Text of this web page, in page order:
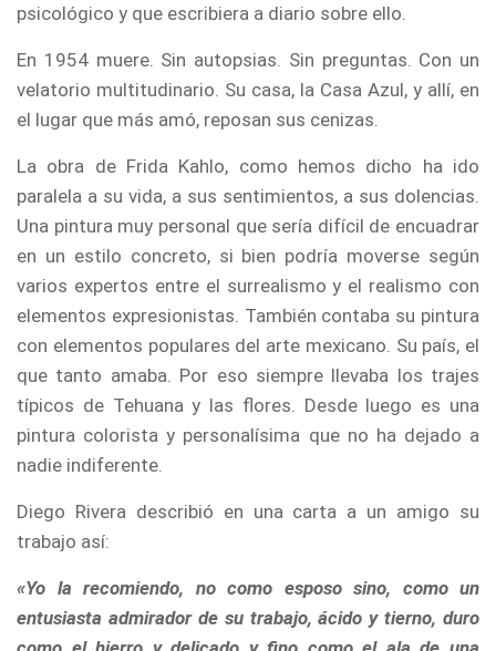
psicológico y que escribiera a diario sobre ello.
En 1954 muere. Sin autopsias. Sin preguntas. Con un
velatorio multitudinario. Su casa, la Casa Azul, y allí, en
el lugar que más amó, reposan sus cenizas.
La obra de Frida Kahlo, como hemos dicho ha ido
paralela a su vida, a sus sentimientos, a sus dolencias.
Una pintura muy personal que sería difícil de encuadrar
en un estilo concreto, si bien podría moverse según
varios expertos entre el surrealismo y el realismo con
elementos expresionistas. También contaba su pintura
con elementos populares del arte mexicano. Su país, el
que tanto amaba. Por eso siempre llevaba los trajes
típicos de Tehuana y las flores. Desde luego es una
pintura colorista y personalísima que no ha dejado a
nadie indiferente.
Diego Rivera describió en una carta a un amigo su
trabajo así:
«Yo la recomiendo, no como esposo sino, como un
entusiasta admirador de su trabajo, ácido y tierno, duro